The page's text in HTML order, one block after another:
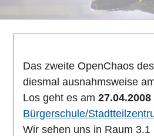
Das zweite OpenChaos
diesmal ausnahmsweise
Los geht es am
Bürgerschule/
Wir sehen uns in Raum 3.1